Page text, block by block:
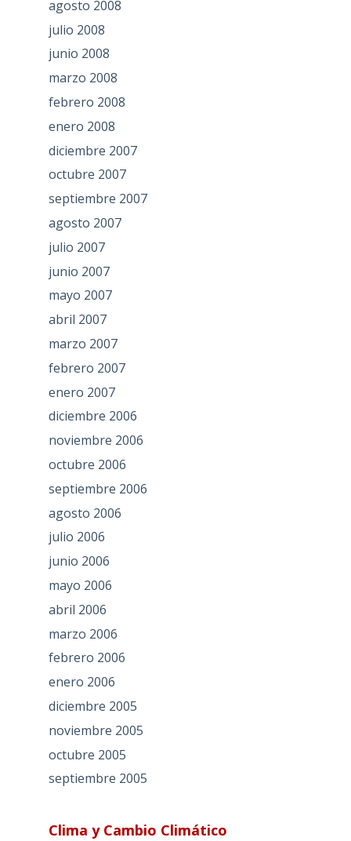
agosto 2008
julio 2008
junio 2008
marzo 2008
febrero 2008
enero 2008
diciembre 2007
octubre 2007
septiembre 2007
agosto 2007
julio 2007
junio 2007
mayo 2007
abril 2007
marzo 2007
febrero 2007
enero 2007
diciembre 2006
noviembre 2006
octubre 2006
septiembre 2006
agosto 2006
julio 2006
junio 2006
mayo 2006
abril 2006
marzo 2006
febrero 2006
enero 2006
diciembre 2005
noviembre 2005
octubre 2005
septiembre 2005
Clima y Cambio Climático